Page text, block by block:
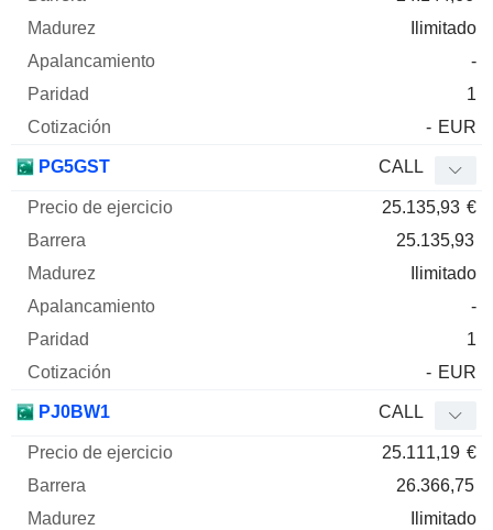
Ilimitado
-
1
- EUR
PG5GST CALL
25.135,93 €
25.135,93
Ilimitado
-
1
- EUR
PJ0BW1 CALL
25.111,19 €
26.366,75
Ilimitado